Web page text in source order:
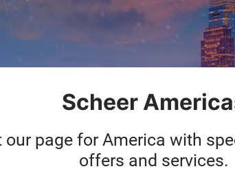
Categories
Logistik
Loana Bianchi
Logistics
Scheer
our page for America with
offers and services.